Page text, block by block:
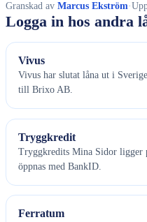
Granskad av Marcus Ekström·
Logga in hos andra
Vivus
Vivus har slutat låna ut i
till Brixo AB.
Tryggkredit
Tryggkredits Mina Sidor ligger
öppnas med BankID.
Ferratum